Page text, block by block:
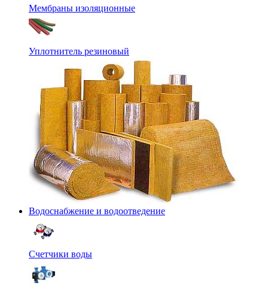
Мембраны изоляционные
Уплотнитель резиновый
Водоснабжение и водоотведение
Счетчики воды